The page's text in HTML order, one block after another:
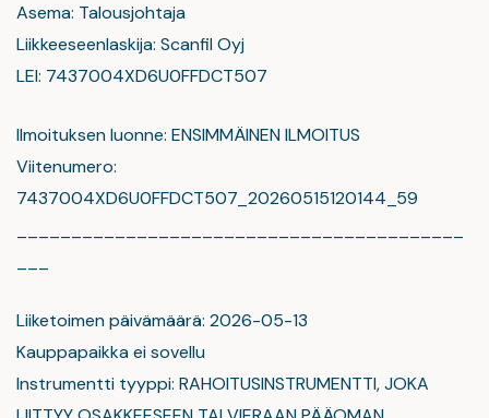
Asema: Talousjohtaja
Liikkeeseenlaskija: Scanfil Oyj
LEI: 7437004XD6U0FFDCT507
Ilmoituksen luonne: ENSIMMÄINEN ILMOITUS
Viitenumero:
7437004XD6U0FFDCT507_20260515120144_59
Liiketoimen päivämäärä: 2026-05-13
Kauppapaikka ei sovellu
Instrumentti tyyppi: RAHOITUSINSTRUMENTTI, JOKA